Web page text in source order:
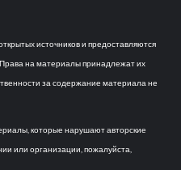
источников и предоставляются
на материалы принадлежат их
за содержание материала не
которые нарушают авторские
или организации, пожалуйста,